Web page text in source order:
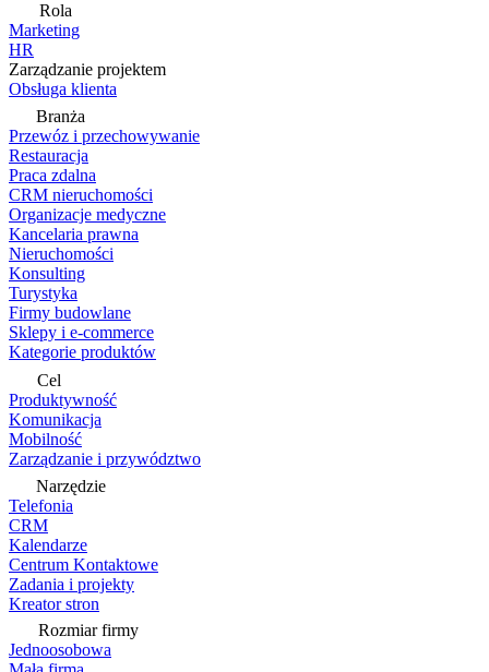
Rola
Marketing
HR
Zarządzanie projektem
Obsługa klienta
Branża
Przewóz i przechowywanie
Restauracja
Praca zdalna
CRM nieruchomości
Organizacje medyczne
Kancelaria prawna
Nieruchomości
Konsulting
Turystyka
Firmy budowlane
Sklepy i e-commerce
Kategorie produktów
Cel
Produktywność
Komunikacja
Mobilność
Zarządzanie i przywództwo
Narzędzie
Telefonia
CRM
Kalendarze
Centrum Kontaktowe
Zadania i projekty
Kreator stron
Rozmiar firmy
Jednoosobowa